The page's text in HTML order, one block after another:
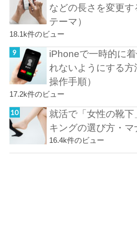
などの長さを変更
テーマ）
18.1k件のビュー
iPhoneで一時的に
れないようにする
操作手順）
17.2k件のビュー
就活で「女性の靴下
キングの選び方・マ
16.4k件のビュー